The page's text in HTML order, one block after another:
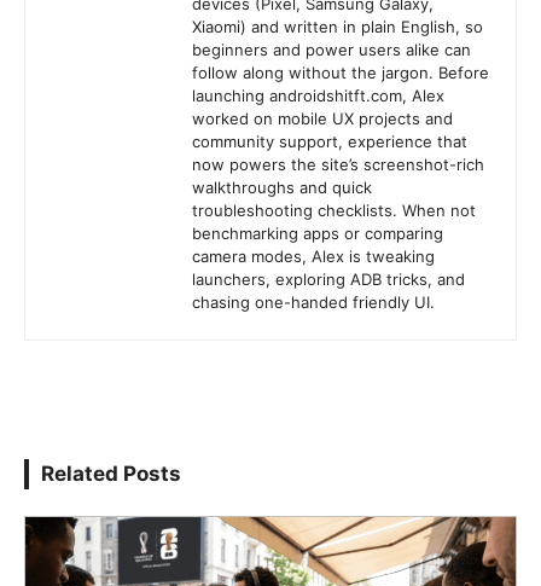
Xiaomi) and written in plain English, so
beginners and power users alike can
follow along without the jargon. Before
launching androidshitft.com, Alex
worked on mobile UX projects and
community support, experience that
now powers the site’s screenshot-rich
walkthroughs and quick
troubleshooting checklists. When not
benchmarking apps or comparing
camera modes, Alex is tweaking
launchers, exploring ADB tricks, and
chasing one-handed friendly UI.
Related Posts